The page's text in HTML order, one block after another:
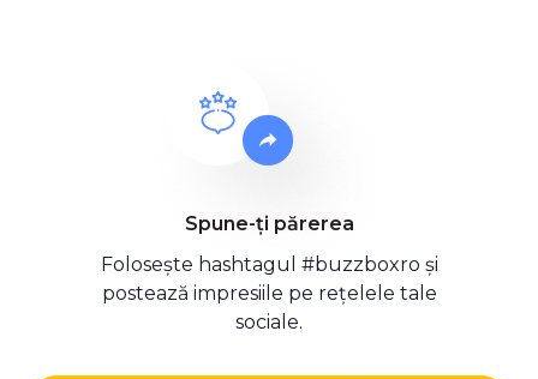
Spune-ți părerea
Folosește hashtagul #buzzboxro și
postează impresiile pe rețelele tale
sociale.